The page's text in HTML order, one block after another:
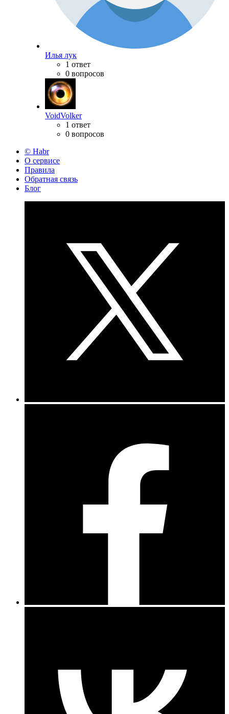
Илья лук
1 ответ
0 вопросов
VoidVolker
1 ответ
0 вопросов
© Habr
О сервисе
Правила
Обратная связь
Блог